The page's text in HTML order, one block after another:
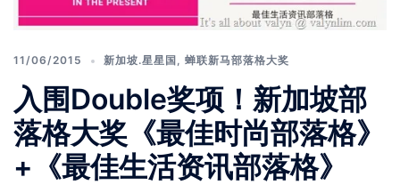
11/06/2015 新加坡.星星国 , 蝉联新马部落格大奖
入围Double奖项！新加坡部
落格大奖《最佳时尚部落格》
+《最佳生活资讯部落格》